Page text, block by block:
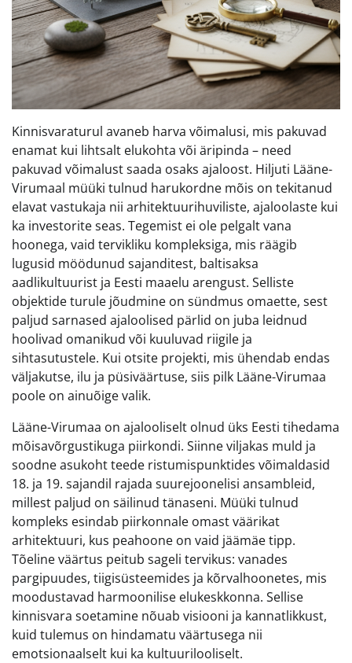
Kinnisvaraturul avaneb harva võimalusi, mis pakuvad
enamat kui lihtsalt elukohta või äripinda – need
pakuvad võimalust saada osaks ajaloost. Hiljuti Lääne-
Virumaal müüki tulnud harukordne mõis on tekitanud
elavat vastukaja nii arhitektuurihuviliste, ajaloolaste kui
ka investorite seas. Tegemist ei ole pelgalt vana
hoonega, vaid tervikliku kompleksiga, mis räägib
lugusid möödunud sajanditest, baltisaksa
aadlikultuurist ja Eesti maaelu arengust. Selliste
objektide turule jõudmine on sündmus omaette, sest
paljud sarnased ajaloolised pärlid on juba leidnud
hoolivad omanikud või kuuluvad riigile ja
sihtasutustele. Kui otsite projekti, mis ühendab endas
väljakutse, ilu ja püsiväärtuse, siis pilk Lääne-Virumaa
poole on ainuõige valik.
Lääne-Virumaa on ajalooliselt olnud üks Eesti tihedama
mõisavõrgustikuga piirkondi. Siinne viljakas muld ja
soodne asukoht teede ristumispunktides võimaldasid
18. ja 19. sajandil rajada suurejoonelisi ansambleid,
millest paljud on säilinud tänaseni. Müüki tulnud
kompleks esindab piirkonnale omast väärikat
arhitektuuri, kus peahoone on vaid jäämäe tipp.
Tõeline väärtus peitub sageli tervikus: vanades
pargipuudes, tiigisüsteemides ja kõrvalhoonetes, mis
moodustavad harmoonilise elukeskkonna. Sellise
kinnisvara soetamine nõuab visiooni ja kannatlikkust,
kuid tulemus on hindamatu väärtusega nii
emotsionaalselt kui ka kultuurilooliselt.